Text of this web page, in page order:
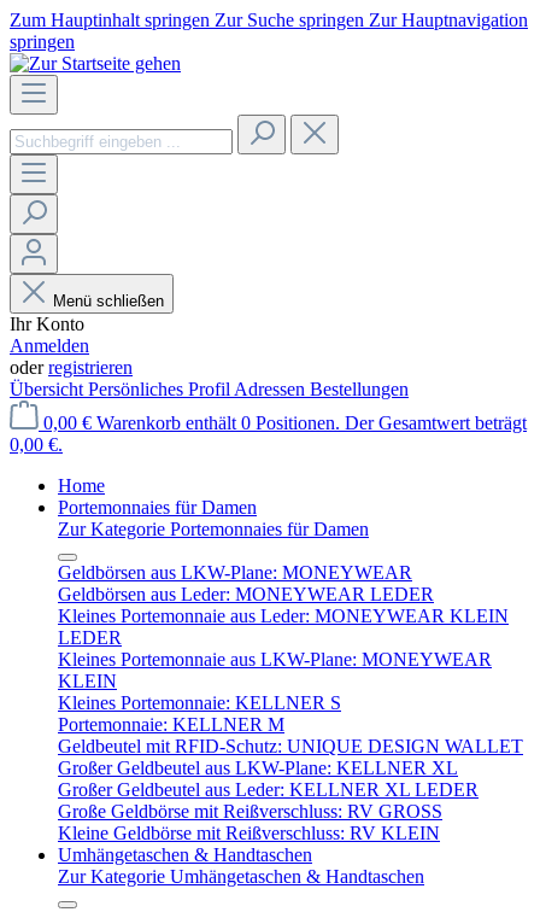
Zum Hauptinhalt springen Zur Suche springen Zur Hauptnavigation
springen
Menü schließen
Ihr Konto
Anmelden
oderregistrieren
Übersicht Persönliches Profil Adressen Bestellungen
0,00 € Warenkorb enthält 0 Positionen. Der Gesamtwert beträgt
0,00 €.
Home
Portemonnaies für Damen
Zur Kategorie Portemonnaies für Damen
Geldbörsen aus LKW-Plane: MONEYWEAR
Geldbörsen aus Leder: MONEYWEAR LEDER
Kleines Portemonnaie aus Leder: MONEYWEAR KLEIN
LEDER
Kleines Portemonnaie aus LKW-Plane: MONEYWEAR
KLEIN
Kleines Portemonnaie: KELLNER S
Portemonnaie: KELLNER M
Geldbeutel mit RFID-Schutz: UNIQUE DESIGN WALLET
Großer Geldbeutel aus LKW-Plane: KELLNER XL
Großer Geldbeutel aus Leder: KELLNER XL LEDER
Große Geldbörse mit Reißverschluss: RV GROSS
Kleine Geldbörse mit Reißverschluss: RV KLEIN
Umhängetaschen & Handtaschen
Zur Kategorie Umhängetaschen & Handtaschen